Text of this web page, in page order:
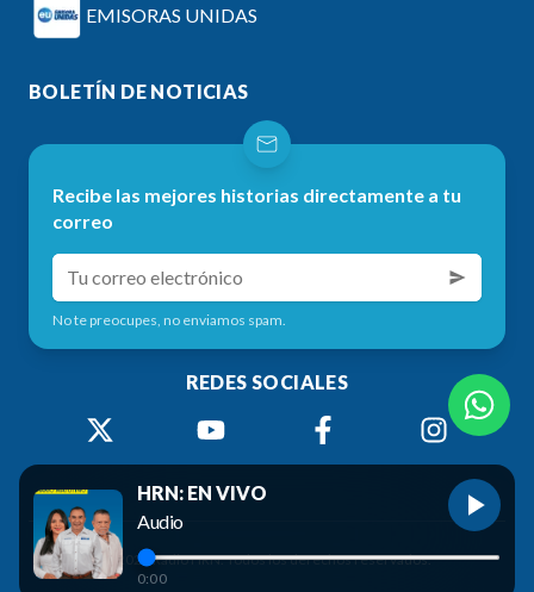
EMISORAS UNIDAS
BOLETÍN DE NOTICIAS
Recibe las mejores historias directamente a tu
correo
No te preocupes, no enviamos spam.
REDES SOCIALES
2026 Radio HRN. Todos los derechos reservados.
HRN: EN VIVO
Audio
0:00